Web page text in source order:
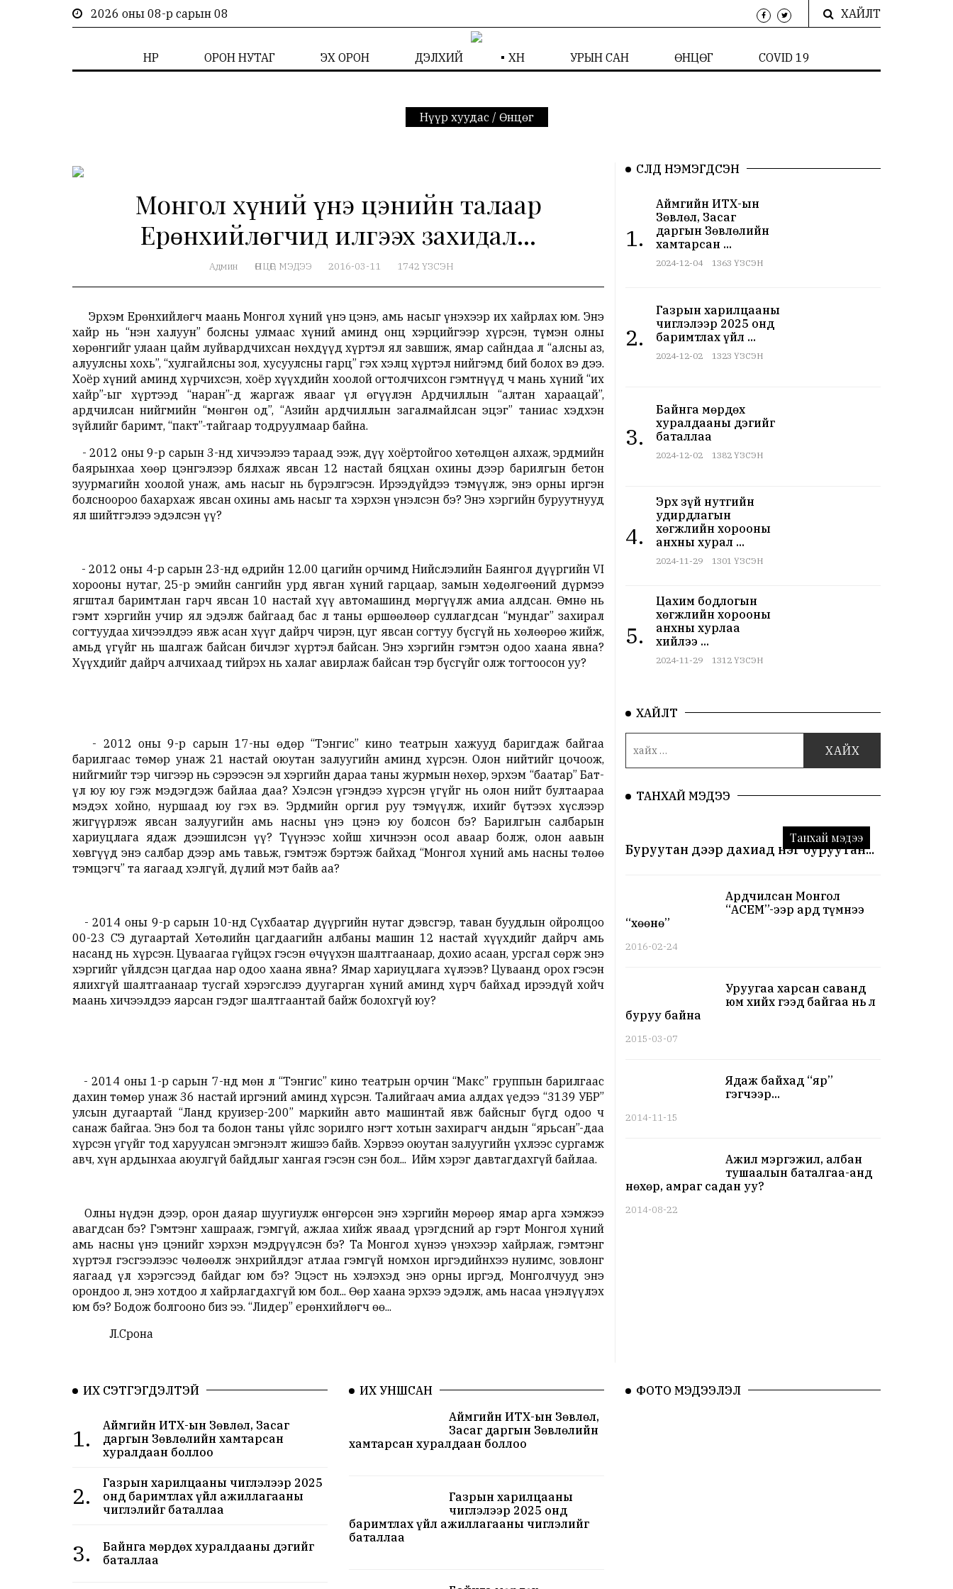
2026 оны 08-р сарын 08 ХАЙЛТ
НҮҮР ОРОН НУТАГ ЭХ ОРОН ДЭЛХИЙ ХҮН УРЫН САН ӨНЦӨГ COVID 19
Нүүр хуудас / Өнцөг
Монгол хүний үнэ цэнийн талаар
Ерөнхийлөгчид илгээх захидал...
Админ ӨНЦӨГ, МЭДЭЭ 2016-03-11 1742 ҮЗСЭН
Эрхэм Ерөнхийлөгч маань Монгол хүний үнэ цэнэ, амь насыг үнэхээр их хайрлах юм. Энэ
хайр нь “нэн халуун” болсны улмаас хүний аминд онц хэрцийгээр хүрсэн, түмэн олны
хөрөнгийг улаан цайм луйвардчихсан нөхдүүд хүртэл ял завшиж, ямар сайндаа л “алсны аз,
алуулсны хохь”, “хулгайлсны зол, хусуулсны гарц” гэх хэлц хүртэл нийгэмд бий болох вэ дээ.
Хоёр хүний аминд хүрчихсэн, хоёр хүүхдийн хоолой огтолчихсон гэмтнүүд ч мань хүний “их
хайр”-ыг хүртээд “наран”-д жаргаж явааг үл өгүүлэн Ардчиллын “алтан хараацай”,
ардчилсан нийгмийн “мөнгөн од”, “Азийн ардчиллын загалмайлсан эцэг” таниас хэдхэн
зүйлийг баримт, “пакт”-тайгаар тодруулмаар байна.
- 2012 оны 9-р сарын 3-нд хичээлээ тараад ээж, дүү хоёртойгоо хөтөлцөн алхаж, эрдмийн
баярынхаа хөөр цэнгэлээр бялхаж явсан 12 настай бяцхан охины дээр барилгын бетон
зуурмагийн хоолой унаж, амь насыг нь бүрэлгэсэн. Ирээдүйдээ тэмүүлж, энэ орны иргэн
болсноороо бахархаж явсан охины амь насыг та хэрхэн үнэлсэн бэ? Энэ хэргийн буруутнууд
ял шийтгэлээ эдэлсэн үү?
- 2012 оны 4-р сарын 23-нд өдрийн 12.00 цагийн орчимд Нийслэлийн Баянгол дүүргийн VI
хорооны нутаг, 25-р эмийн сангийн урд явган хүний гарцаар, замын хөдөлгөөний дүрмээ
ягштал баримтлан гарч явсан 10 настай хүү автомашинд мөргүүлж амиа алдсан. Өмнө нь
гэмт хэргийн учир ял эдэлж байгаад бас л таны өршөөлөөр суллагдсан “мундаг” захирал
согтуудаа хичээлдээ явж асан хүүг дайрч чирэн, цуг явсан согтуу бүсгүй нь хөлөөрөө жийж,
амьд үгүйг нь шалгаж байсан бичлэг хүртэл байсан. Энэ хэргийн гэмтэн одоо хаана явна?
Хүүхдийг дайрч алчихаад тийрэх нь халаг авирлаж байсан тэр бүсгүйг олж тогтоосон уу?
- 2012 оны 9-р сарын 17-ны өдөр “Тэнгис” кино театрын хажууд баригдаж байгаа
барилгаас төмөр унаж 21 настай оюутан залуугийн аминд хүрсэн. Олон нийтийг цочоож,
нийгмийг тэр чигээр нь сэрээсэн эл хэргийн дараа таны журмын нөхөр, эрхэм “баатар” Бат-
Үүл юу юу гэж мэдэгдэж байлаа даа? Хэлсэн үгэндээ хүрсэн үгүйг нь олон нийт бултаараа
мэдэх хойно, нуршаад юу гэх вэ. Эрдмийн оргил руу тэмүүлж, ихийг бүтээх хүслээр
жигүүрлэж явсан залуугийн амь насны үнэ цэнэ юу болсон бэ? Барилгын салбарын
хариуцлага ядаж дээшилсэн үү? Түүнээс хойш хичнээн осол аваар болж, олон аавын
хөвгүүд энэ салбар дээр амь тавьж, гэмтэж бэртэж байхад “Монгол хүний амь насны төлөө
тэмцэгч” та яагаад хэлгүй, дүлий мэт байв аа?
- 2014 оны 9-р сарын 10-нд Сүхбаатар дүүргийн нутаг дэвсгэр, таван буудлын ойролцоо
00-23 СЭҮ дугаартай Хөтөлийн цагдаагийн албаны машин 12 настай хүүхдийг дайрч амь
насанд нь хүрсэн. Цуваагаа гүйцэх гэсэн өчүүхэн шалтгаанаар, дохио асаан, урсгал сөрж энэ
хэргийг үйлдсэн цагдаа нар одоо хаана явна? Ямар хариуцлага хүлээв? Цуваанд орох гэсэн
ялихгүй шалтгаанаар тусгай хэрэгслээ дуугарган хүний аминд хүрч байхад ирээдүй хойч
маань хичээлдээ яарсан гэдэг шалтгаантай байж болохгүй юу?
- 2014 оны 1-р сарын 7-нд мөн л “Тэнгис” кино театрын орчин “Макс” группын барилгаас
дахин төмөр унаж 36 настай иргэний аминд хүрсэн. Талийгаач амиа алдах үедээ “3139 УБР”
улсын дугаартай “Ланд круизер-200” маркийн авто машинтай явж байсныг бүгд одоо ч
санаж байгаа. Энэ бол та болон таны үйлс зорилго нэгт хотын захирагч андын “ярьсан”-даа
хүрсэн үгүйг тод харуулсан эмгэнэлт жишээ байв. Хэрвээ оюутан залуугийн үхлээс сургамж
авч, хүн ардынхаа аюулгүй байдлыг хангая гэсэн сэн бол... Ийм хэрэг давтагдахгүй байлаа.
Олны нүдэн дээр, орон даяар шуугиулж өнгөрсөн энэ хэргийн мөрөөр ямар арга хэмжээ
авагдсан бэ? Гэмтэнг хашрааж, гэмгүй, ажлаа хийж яваад үрэгдсний ар гэрт Монгол хүний
амь насны үнэ цэнийг хэрхэн мэдрүүлсэн бэ? Та Монгол хүнээ үнэхээр хайрлаж, гэмтэнг
хүртэл гэсгээлээс чөлөөлж энхрийлдэг атлаа гэмгүй номхон иргэдийнхээ нулимс, зовлонг
яагаад үл хэрэгсээд байдаг юм бэ? Эцэст нь хэлэхэд энэ орны иргэд, Монголчууд энэ
орондоо л, энэ хотдоо л хайрлагдахгүй юм бол... Өөр хаана эрхээ эдэлж, амь насаа үнэлүүлэх
юм бэ? Бодож болгооно биз ээ. “Лидер” ерөнхийлөгч өө...
Л.Срона
СҮҮЛД НЭМЭГДСЭН
1.
Аймгийн ИТХ-ын
Зөвлөл, Засаг
даргын Зөвлөлийн
хамтарсан ...
2024-12-04 1363 ҮЗСЭН
2.
Газрын харилцааны
чиглэлээр 2025 онд
баримтлах үйл ...
2024-12-02 1323 ҮЗСЭН
3.
Байнга мөрдөх
хуралдааны дэгийг
баталлаа
2024-12-02 1382 ҮЗСЭН
4.
Эрх зүй нутгийн
удирдлагын
хөгжлийн хорооны
анхны хурал ...
2024-11-29 1301 ҮЗСЭН
5.
Цахим бодлогын
хөгжлийн хорооны
анхны хурлаа
хийлээ ...
2024-11-29 1312 ҮЗСЭН
ХАЙЛТ
ТАНХАЙ МЭДЭЭ
Танхай мэдээ
Буруутан дээр дахиад нэг буруутан...
Ардчилсан Монгол
“АСЕМ”-ээр ард түмнээ
“хөөнө”
2016-02-24
Уруугаа харсан саванд
юм хийх гээд байгаа нь л
буруу байна
2015-03-07
Ядаж байхад “яр”
гэгчээр...
2014-11-15
Ажил мэргэжил, албан
тушаалын баталгаа-анд
нөхөр, амраг садан уу?
2014-08-22
ИХ СЭТГЭГДЭЛТЭЙ
1.
Аймгийн ИТХ-ын Зөвлөл, Засаг
даргын Зөвлөлийн хамтарсан
хуралдаан боллоо
2.
Газрын харилцааны чиглэлээр 2025
онд баримтлах үйл ажиллагааны
чиглэлийг баталлаа
3.
Байнга мөрдөх хуралдааны дэгийг
баталлаа
ИХ УНШСАН
Аймгийн ИТХ-ын Зөвлөл,
Засаг даргын Зөвлөлийн
хамтарсан хуралдаан боллоо
Газрын харилцааны
чиглэлээр 2025 онд
баримтлах үйл ажиллагааны чиглэлийг
баталлаа
ФОТО МЭДЭЭЛЭЛ